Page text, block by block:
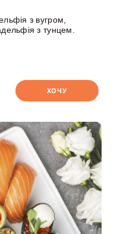
з вугром,
з тунцем.
ХОЧУ